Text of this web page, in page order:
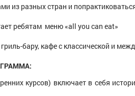
из разных стран и
ребятам меню «all you can eat»
бару, кафе с классической и
курсов) включает в себя